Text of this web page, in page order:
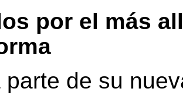
por el más
parte de su